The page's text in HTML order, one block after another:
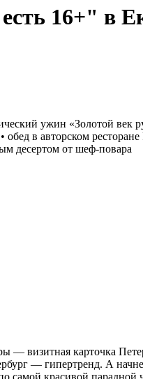
16+" в
ужин «Золотой век
в авторском
десертом от шеф-повара
— визитная карточка
— гипертренд. А
самой красивой